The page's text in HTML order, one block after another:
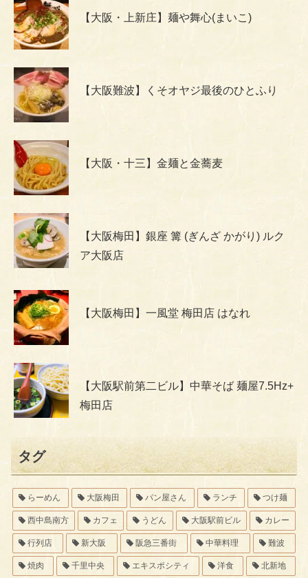
【大阪・上新庄】麺や舞心(まいこ)
【大阪難波】くそオヤジ最後のひとふり
【大阪・十三】金麺と金蕎麦
【大阪梅田】銀座 篝 (ぎんざ かがり) ルク
ア大阪店
【大阪梅田】一風堂 梅田店 はなれ
【大阪駅前第二ビル】中華そば 麺屋7.5Hz+
梅田店
タグ
らーめん 大阪梅田 パン屋さん ランチ つけ麺
西中島南方 カフェ うどん 大阪駅前ビル カレー
行列店 新大阪 阪急三番街 中華料理 難波
焼肉 千里中央 エキスポシティ 洋食 北新地